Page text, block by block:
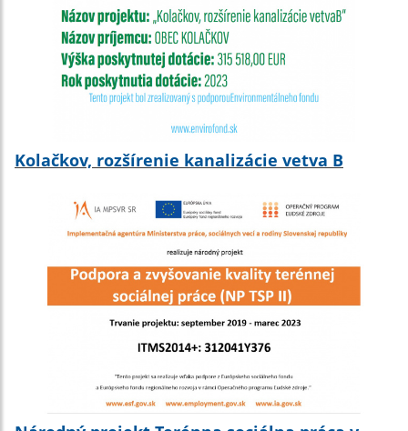
Kolačkov, rozšírenie kanalizácie vetva B